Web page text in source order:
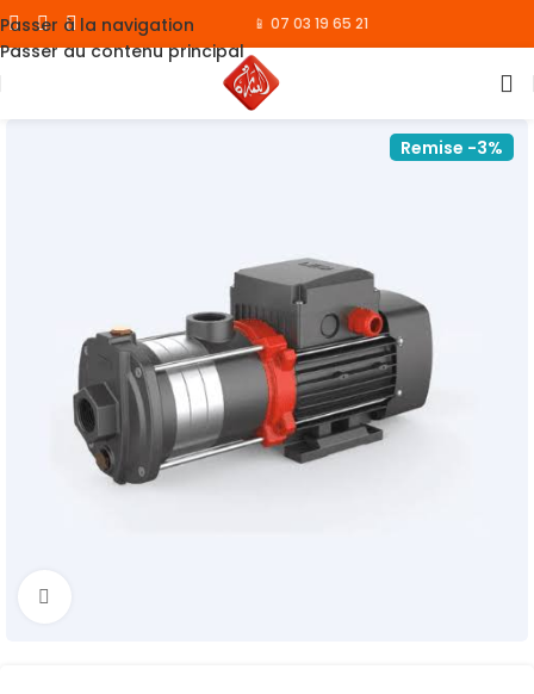
Passer à la navigation
Passer au contenu principal
📱 07 03 19 65 21
Remise -3%